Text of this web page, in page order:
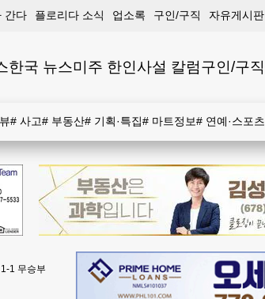
간다 플로리다 소식 업소록 구인/구직 자유게시판
한국 뉴스미주 한인사설 칼럼구인/구직
# 사고# 부동산# 기획·특집# 마트정보# 연예·스포츠
1 무승부